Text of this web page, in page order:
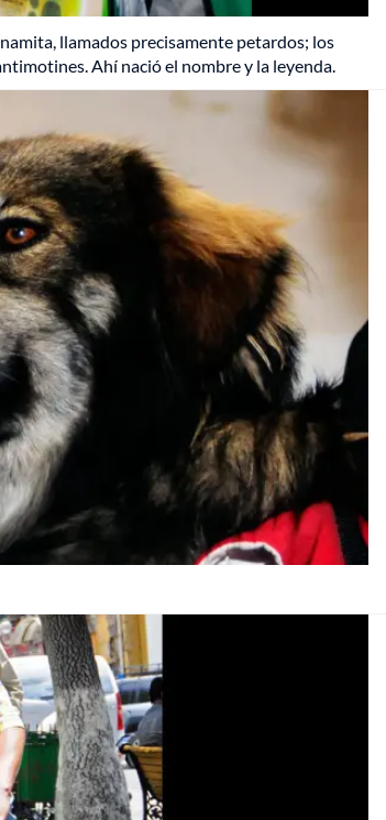
llamados precisamente petardos; los
Ahí nació el nombre y la leyenda.